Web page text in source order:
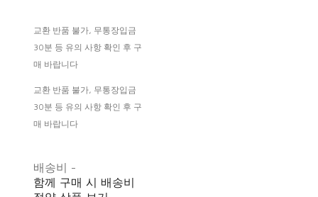
교환 반품 불가, 무통장입금
30분 등 유의 사항 확인 후 구
매 바랍니다
교환 반품 불가, 무통장입금
30분 등 유의 사항 확인 후 구
매 바랍니다
배송비 -
함께 구매 시 배송비